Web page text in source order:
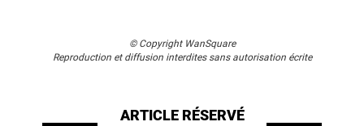
© Copyright WanSquare
Reproduction et diffusion interdites sans autorisation écrite
ARTICLE RÉSERVÉ